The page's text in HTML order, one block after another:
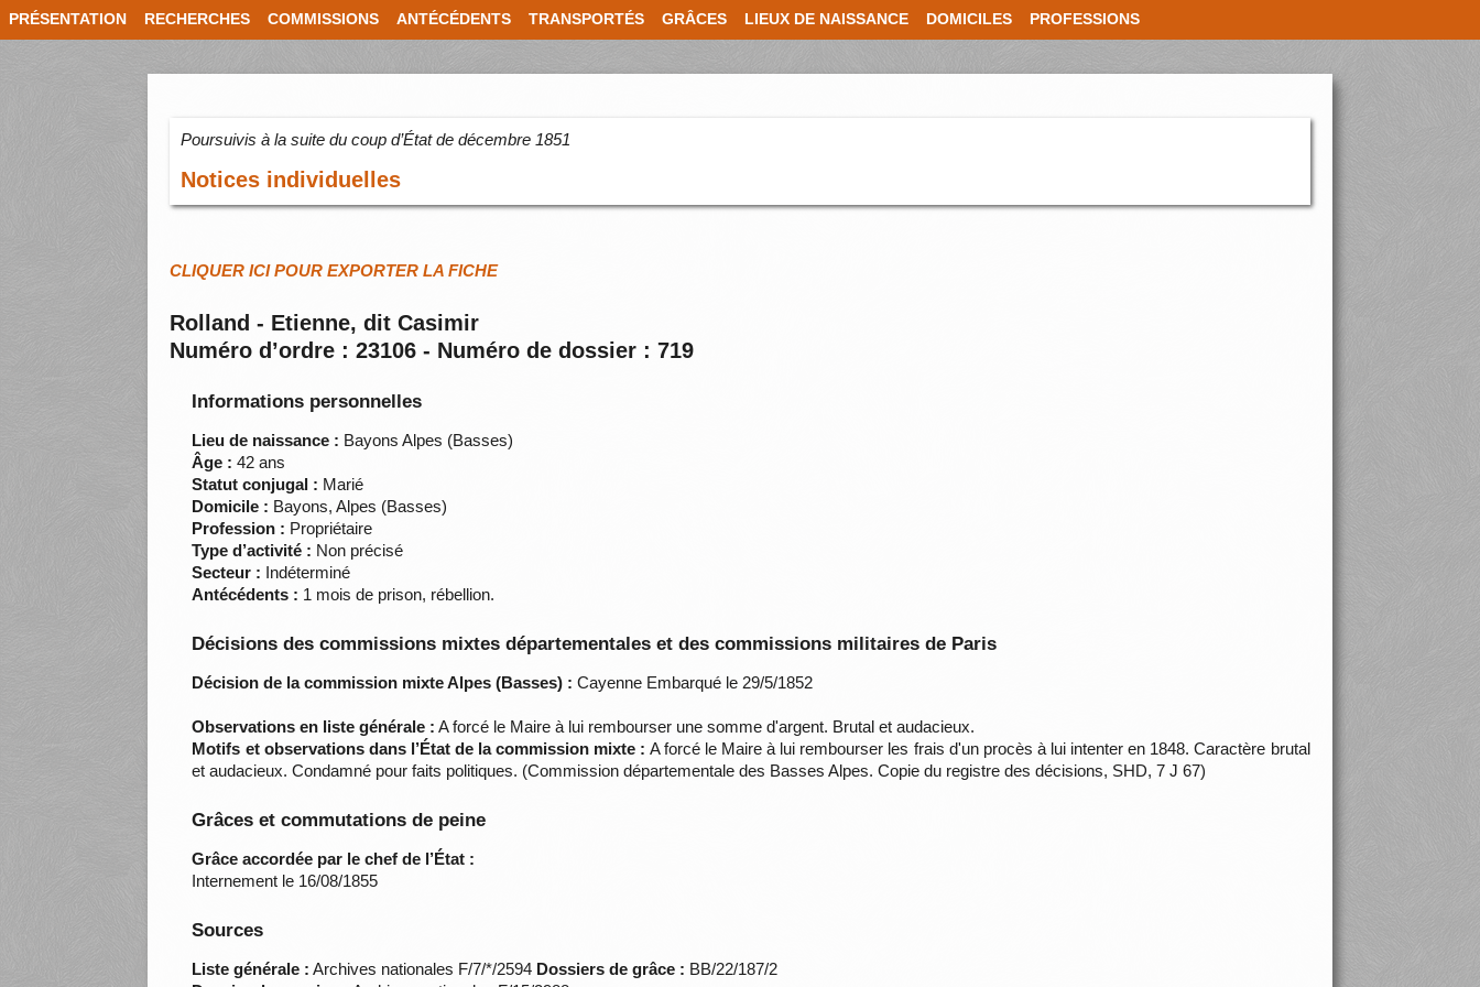
PRÉSENTATION RECHERCHES COMMISSIONS ANTÉCÉDENTS TRANSPORTÉS GRÂCES LIEUX DE NAISSANCE DOMICILES PROFESSIONS
Poursuivis à la suite du coup d’État de décembre 1851
Notices individuelles
CLIQUER ICI POUR EXPORTER LA FICHE
Rolland - Etienne, dit Casimir
Numéro d’ordre : 23106 - Numéro de dossier : 719
Informations personnelles
Lieu de naissance : Bayons Alpes (Basses)
Âge : 42 ans
Statut conjugal : Marié
Domicile : Bayons, Alpes (Basses)
Profession : Propriétaire
Type d’activité : Non précisé
Secteur : Indéterminé
Antécédents : 1 mois de prison, rébellion.
Décisions des commissions mixtes départementales et des commissions militaires de Paris
Décision de la commission mixte Alpes (Basses) : Cayenne Embarqué le 29/5/1852
Observations en liste générale : A forcé le Maire à lui rembourser une somme d'argent. Brutal et audacieux.
Motifs et observations dans l’État de la commission mixte : A forcé le Maire à lui rembourser les frais d'un procès à lui intenter en 1848. Caractère brutal
et audacieux. Condamné pour faits politiques. (Commission départementale des Basses Alpes. Copie du registre des décisions, SHD, 7 J 67)
Grâces et commutations de peine
Grâce accordée par le chef de l’État :
Internement le 16/08/1855
Sources
Liste générale : Archives nationales F/7/*/2594 Dossiers de grâce : BB/22/187/2